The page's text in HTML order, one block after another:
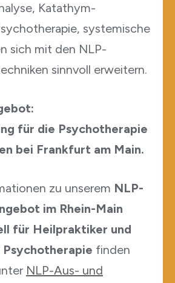
Katathym-
systemische
sich mit den NLP-
sinnvoll erweitern.
für die Psychotherapie
bei Frankfurt am Main.
zu unserem NLP-
im Rhein-Main
für Heilpraktiker und
finden
NLP-Aus- und